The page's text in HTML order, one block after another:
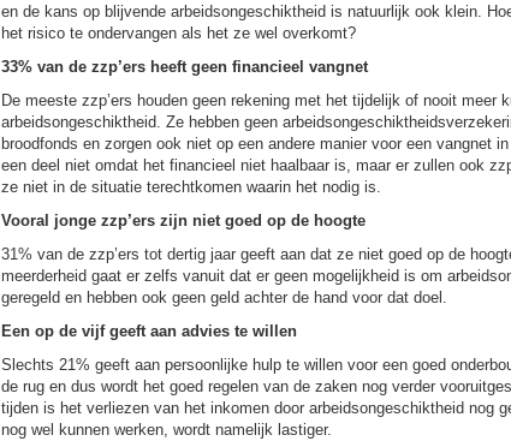
en de kans op blijvende arbeidsongeschiktheid is natuurlijk ook klein.
het risico te ondervangen als het ze wel overkomt?
33% van de zzp’ers heeft geen financieel vangnet
De meeste zzp’ers houden geen rekening met het tijdelijk of nooit meer
arbeidsongeschiktheid. Ze hebben geen
broodfonds en zorgen ook niet op een andere manier voor een vangnet
een deel niet omdat het financieel niet haalbaar is, maar er zullen ook
ze niet in de situatie terechtkomen waarin het nodig is.
Vooral jonge zzp’ers zijn niet goed op de hoogte
31% van de zzp’ers tot dertig jaar geeft aan dat ze niet goed op de
meerderheid gaat er zelfs vanuit dat er geen mogelijkheid is om
geregeld en hebben ook geen geld achter de hand voor dat doel.
Een op de vijf geeft aan advies te willen
Slechts 21% geeft aan persoonlijke hulp te willen voor een goed
de rug en dus wordt het goed regelen van de zaken nog verder
tijden is het verliezen van het inkomen door arbeidsongeschiktheid nog
nog wel kunnen werken, wordt namelijk lastiger.